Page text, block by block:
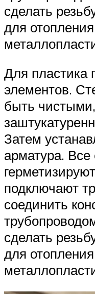
сделать
для
Для пластика
элементов.
быть
Затем
арматура.
подключают
соединить
сделать
для